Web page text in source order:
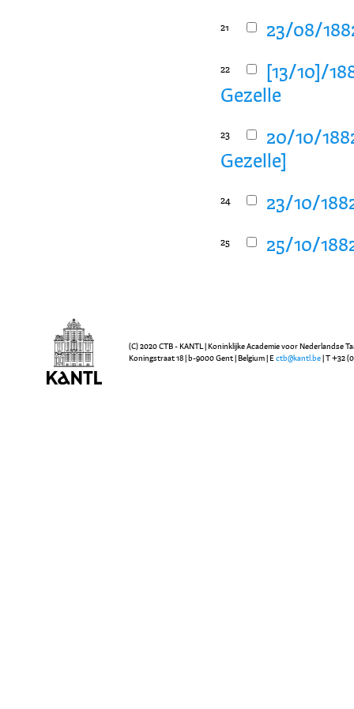
21 23/08/
22
[13/10]/
Gezelle
23
20/10/
Gezelle]
24 23/10/
25 25/10/
(C) 2020 CTB - KANTL | Koninklijke Academie voor Nederlandse
Koningstraat 18 | b-9000 Gent | Belgium | E ctb@kantl.be | T +32